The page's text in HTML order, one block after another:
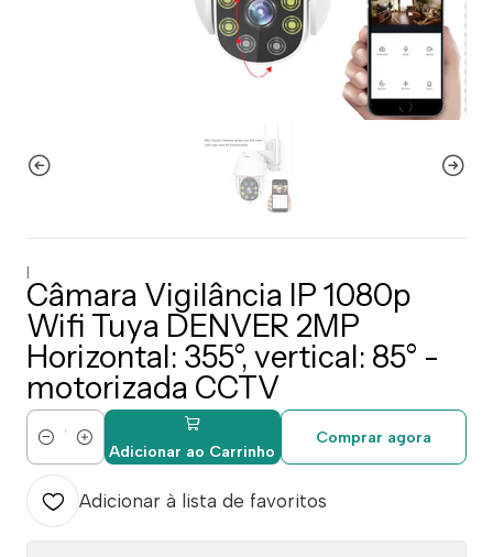
|
Câmara Vigilância IP 1080p
Wifi Tuya DENVER 2MP
Horizontal: 355°, vertical: 85° -
motorizada CCTV
QuantidadeAdicionar ao Carrinho
Comprar agora
Adicionar à lista de favoritos